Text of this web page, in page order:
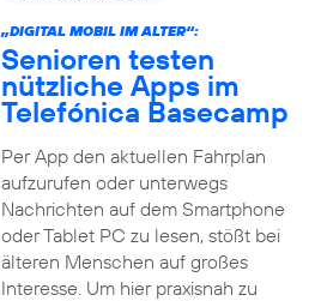
„DIGITAL MOBIL IM ALTER“:
Senioren testen
nützliche Apps im
Telefónica Basecamp
Per App den aktuellen Fahrplan
aufzurufen oder unterwegs
Nachrichten auf dem Smartphone
oder Tablet PC zu lesen, stößt bei
älteren Menschen auf großes
Interesse. Um hier praxisnah zu